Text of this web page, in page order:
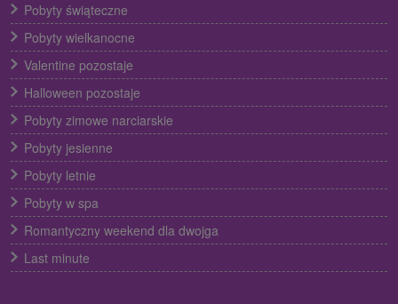
Pobyty świąteczne
Pobyty wielkanocne
Valentine pozostaje
Halloween pozostaje
Pobyty zimowe narciarskie
Pobyty jesienne
Pobyty letnie
Pobyty w spa
Romantyczny weekend dla dwojga
Last minute